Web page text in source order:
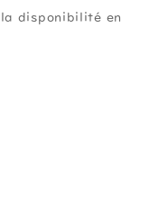
la disponibilité en